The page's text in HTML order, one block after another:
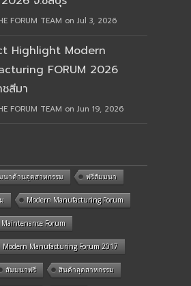
FORUM TEAM on Jul 3, 2026
Highlight Modern
FORUM 2026
ชสีมา
FORUM TEAM on Jun 19, 2026
นาด้านอุตสาหกรรม ฟรีสัมมนา
Modern Manufacturing Forum
Maintenance Forum
Modern Manufacturing Forum 2017
สัมมนาฟรี สินค้าอุตสาหกรรม